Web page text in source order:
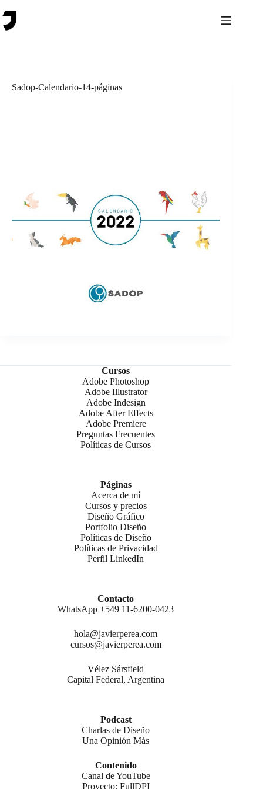
al
contenido
Sadop-Calendario-14-páginas
Cursos
Adobe Photoshop
Adobe Illustrator
Adobe Indesign
Adobe After Effects
Adobe Premiere
Preguntas Frecuentes
Políticas de Cursos
Páginas
Acerca de mí
Cursos y precios
Diseño Gráfico
Portfolio Diseño
Políticas de Diseño
Políticas de Privacidad
Perfil LinkedIn
Contacto
WhatsApp +549 11-6200-0423
hola@javierperea.com
cursos@javierperea.com
Vélez Sársfield
Capital Federal, Argentina
Podcast
Charlas de Diseño
Una Opinión Más
Contenido
Canal de YouTube
Proyecto: FullDPI